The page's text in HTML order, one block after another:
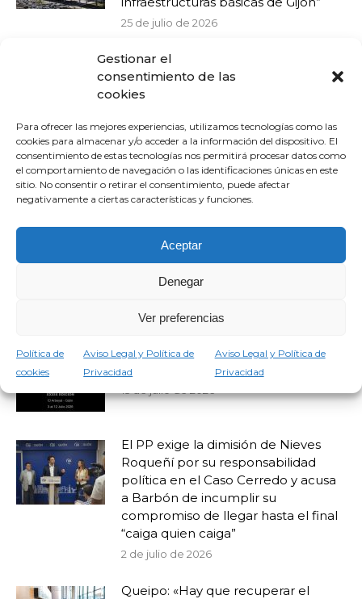
Gestionar el
consentimiento de las
cookies
Para ofrecer las mejores experiencias, utilizamos tecnologías como las
cookies para almacenar y/o acceder a la información del dispositivo. El
consentimiento de estas tecnologías nos permitirá procesar datos como
el comportamiento de navegación o las identificaciones únicas en este
sitio. No consentir o retirar el consentimiento, puede afectar
negativamente a ciertas características y funciones.
Aceptar
Denegar
Ver preferencias
Política de
cookies
Aviso Legal y Política de
Privacidad
Aviso Legal y Política de
Privacidad
25 de julio de 2026
El PP afirma que no se sostiene la
euforia desbordante de Barbón
sobre el mercado laboral asturiano:
temporales, la tasa de actividad es la
peor de España y el paro efectivo
supera las 60.000 personas
22 de julio de 2026
El PP de Gijón cierra el curso político
homenajeando a quienes han
reafirmando su compromiso con el
20 de julio de 2026
La Semana Negra: a vueltas con el
castrismo gijonés en el festival negro
El PP exige la dimisión de Nieves
Roqueñí por su responsabilidad
política en el Caso Cerredo y acusa
a Barbón de incumplir su
compromiso de llegar hasta el final
“caiga quien caiga”
2 de julio de 2026
Queipo: «Hay que recuperar el